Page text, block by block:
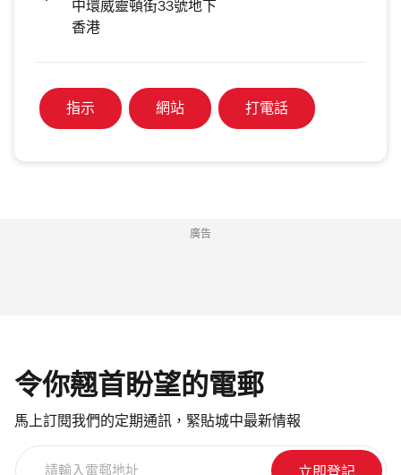
中環威靈頓街33號地下
香港
指示 網站 打電話
廣告
令你翹首盼望的電郵
馬上訂閱我們的定期通訊，緊貼城中最新情報